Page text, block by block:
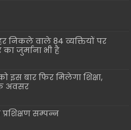
निकले वाले 84 व्यक्तियों पर
जुर्माना भी है
बार फिर मिलेगा शिक्षा,
के अवसर
सम्पन्न